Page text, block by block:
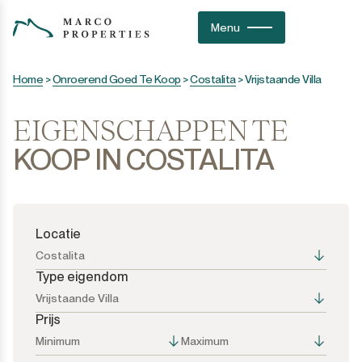
Menu
Home >Onroerend Goed Te Koop >Costalita>Vrijstaande Villa
EIGENSCHAPPEN TE
KOOP IN COSTALITA
Locatie
Costalita
Alle opties
Type eigendom
Vrijstaande Villa
Alle opties
Prijs
Minimum Maximum